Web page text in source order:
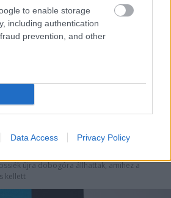
to enable storage
including authentication
prevention, and other
Data Access Privacy Policy
Pestality Máté